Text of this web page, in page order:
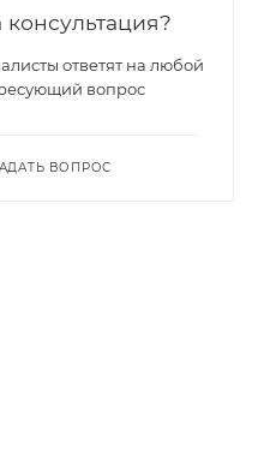
ответят на любой
вопрос
ВОПРОС